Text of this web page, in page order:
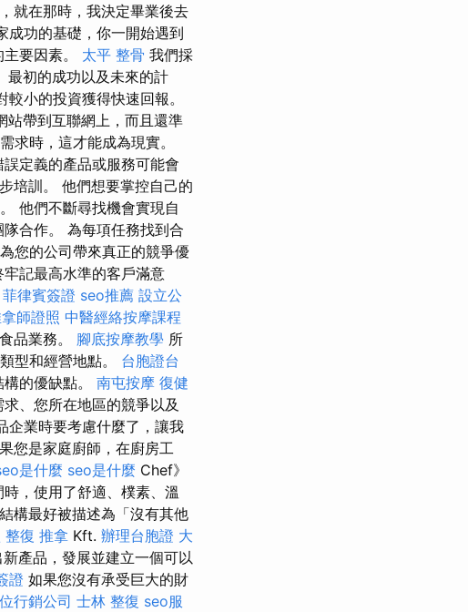
就在那時，我決定畢業後去
成功的基礎，你一開始遇到
要因素。 太平 整骨 我們採
初的成功以及未來的計
小的投資獲得快速回報。
站帶到互聯網上，而且還準
求時，這才能成為現實。
定義的產品或服務可能會
培訓。 他們想要掌控自己的
他們不斷尋找機會實現自
合作。 為每項任務找到合
您的公司帶來真正的競爭優
記最高水準的客戶滿意
菲律賓簽證 seo推薦 設立公
師證照 中醫經絡按摩課程
品業務。 腳底按摩教學 所
型和經營地點。 台胞證台
的優缺點。 南屯按摩 復健
、您所在地區的競爭以及
企業時要考慮什麼了，讓我
您是家庭廚師，在廚房工
是什麼 seo是什麼 Chef》
，使用了舒適、樸素、溫
構最好被描述為「沒有其他
整復 推拿 Kft. 辦理台胞證 大
產品，發展並建立一個可以
證 如果您沒有承受巨大的財
行銷公司 士林 整復 seo服